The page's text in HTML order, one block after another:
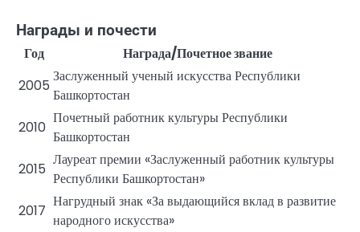
Награды и почести
Год
Награда/Почетное звание
2005
Заслуженный ученый искусства Республики
Башкортостан
2010
Почетный работник культуры Республики
Башкортостан
2015
Лауреат премии «Заслуженный работник культуры
Республики Башкортостан»
2017
Нагрудный знак «За выдающийся вклад в развитие
народного искусства»